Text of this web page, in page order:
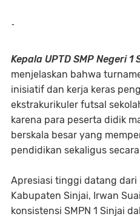
-
​Kepala UPTD SMP Negeri 1
menjelaskan bahwa
inisiatif dan kerja keras
ekstrakurikuler futsal
karena para peserta didik
berskala besar yang
pendidikan sekaligus
​Apresiasi tinggi datang dari
Kabupaten Sinjai, Irwan
konsistensi SMPN 1 Sinjai